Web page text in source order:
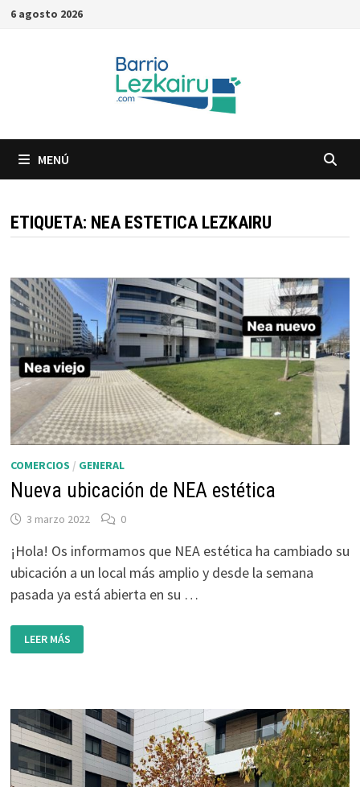
Saltar
6 agosto 2026
MENÚ
ETIQUETA: NEA ESTETICA LEZKAIRU
COMERCIOS / GENERAL
Nueva ubicación de NEA estética
3 marzo 2022 0
¡Hola! Os informamos que NEA estética ha cambiado su
ubicación a un local más amplio y desde la semana
pasada ya está abierta en su …
UBICACIÓN
DE
LEER MÁS